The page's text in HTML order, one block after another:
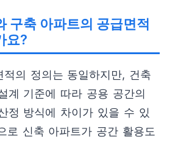
구축 아파트의 공급면적
요?
적의 정의는 동일하지만, 건축
계 기준에 따라 공용 공간의
정 방식에 차이가 있을 수 있
로 신축 아파트가 공간 활용도